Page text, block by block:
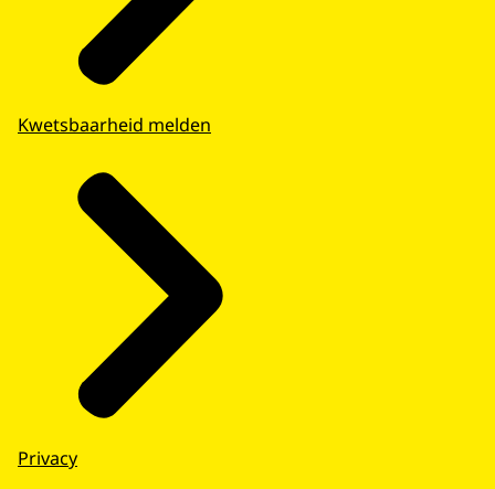
Kwetsbaarheid melden
Privacy